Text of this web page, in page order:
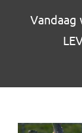
Vandaag